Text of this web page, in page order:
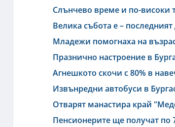
Слънчево време и по-високи
Велика събота е –
Младежи помогнаха на
Празнично настроение в
Агнешкото скочи с 80% в
Извънредни автобуси в
Отварят манастира край
Пенсионерите ще получат по